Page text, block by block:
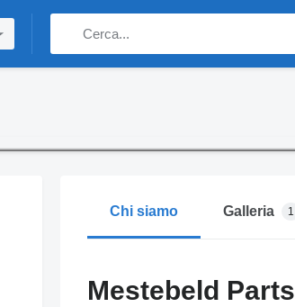
Chi siamo Galleria 1
Mestebeld Parts